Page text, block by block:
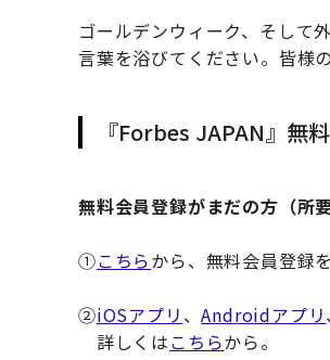
ゴールデンウィーク、そして
言葉を浴びてください。皆様
『Forbes JAPAN』無
無料会員登録がまだの方（所
①こちらから、無料会員登録
②iOSアプリ 、Androidアプリ
詳しくはこちらから。